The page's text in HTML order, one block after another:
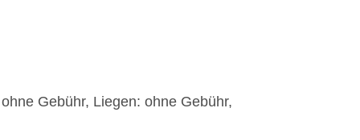
Kinderhochstuhl, angemessene
Gebühr, Liegen: ohne Gebühr,